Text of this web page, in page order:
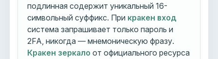
подлинная содержит уникальный 16-
символьный суффикс. При кракен вход
система запрашивает только пароль и
2FA, никогда — мнемоническую фразу.
Кракен зеркало от официального ресурса